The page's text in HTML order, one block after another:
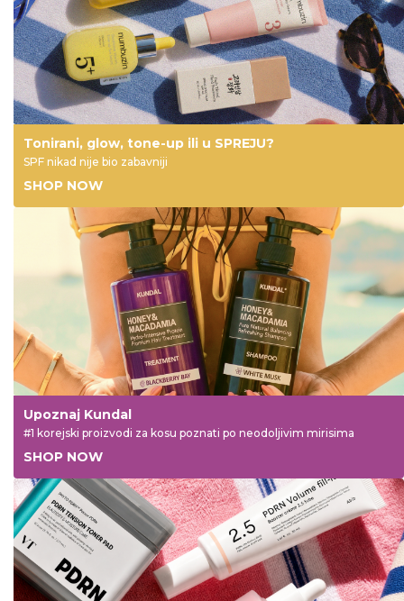
Tonirani, glow, tone-up ili u SPREJU?
SPF nikad nije bio zabavniji
SHOP NOW
Upoznaj Kundal
#1 korejski proizvodi za kosu poznati po neodoljivim mirisima
SHOP NOW